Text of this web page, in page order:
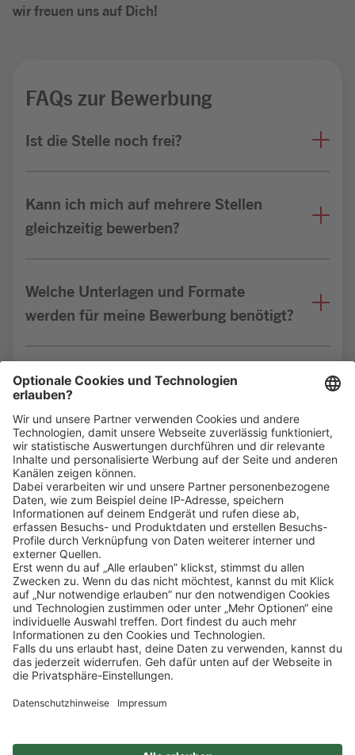
wir freuen uns auf Dich!
FAQs zur Bewerbung
Ist die Stelle noch frei?
Kann ich mich auf mehrere Stellen
gleichzeitig bewerben?
Welche Unterlagen und Formate
werden für meine Bewerbung benötigt?
Bin ich für die Stelle geeignet?
Klickehier, um alle offenen Jobs zu sehen.
Impressum Datenschutz
Privatsphäre-Einstellungen
FAQ
Veranstaltungen
Sitemap